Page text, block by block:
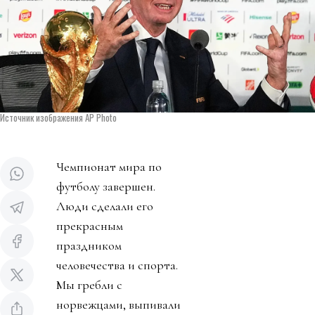
Источник изображения AP Photo
Чемпионат мира по
футболу завершен.
Люди сделали его
прекрасным
праздником
человечества и спорта.
Мы гребли с
норвежцами, выпивали